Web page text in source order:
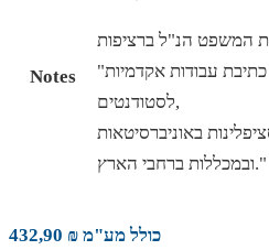
Notes
המשפט הנ"ל ברציפות
"ההתמחות שלנו היא כתיבת עבודות אקדמיות
לסטודנטים,
באוניברסיטאות
ובמכללות ברחבי הארץ."
כולל מע"מ ₪ 432,90